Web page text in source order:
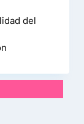
del